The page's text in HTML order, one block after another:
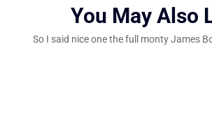
You May Also
So I said nice one the full monty James